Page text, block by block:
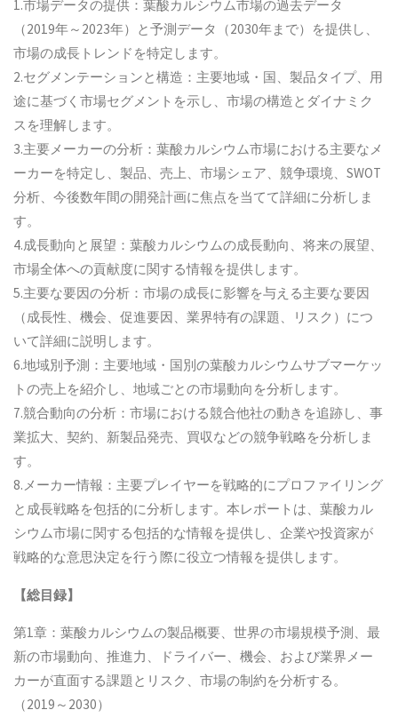
1.市場データの提供：葉酸カルシウム市場の過去データ
（2019年～2023年）と予測データ（2030年まで）を提供し、
市場の成長トレンドを特定します。
2.セグメンテーションと構造：主要地域・国、製品タイプ、用
途に基づく市場セグメントを示し、市場の構造とダイナミク
スを理解します。
3.主要メーカーの分析：葉酸カルシウム市場における主要なメ
ーカーを特定し、製品、売上、市場シェア、競争環境、SWOT
分析、今後数年間の開発計画に焦点を当てて詳細に分析しま
す。
4.成長動向と展望：葉酸カルシウムの成長動向、将来の展望、
市場全体への貢献度に関する情報を提供します。
5.主要な要因の分析：市場の成長に影響を与える主要な要因
（成長性、機会、促進要因、業界特有の課題、リスク）につ
いて詳細に説明します。
6.地域別予測：主要地域・国別の葉酸カルシウムサブマーケッ
トの売上を紹介し、地域ごとの市場動向を分析します。
7.競合動向の分析：市場における競合他社の動きを追跡し、事
業拡大、契約、新製品発売、買収などの競争戦略を分析しま
す。
8.メーカー情報：主要プレイヤーを戦略的にプロファイリング
と成長戦略を包括的に分析します。本レポートは、葉酸カル
シウム市場に関する包括的な情報を提供し、企業や投資家が
戦略的な意思決定を行う際に役立つ情報を提供します。
【総目録】
第1章：葉酸カルシウムの製品概要、世界の市場規模予測、最
新の市場動向、推進力、ドライバー、機会、および業界メー
カーが直面する課題とリスク、市場の制約を分析する。
（2019～2030）